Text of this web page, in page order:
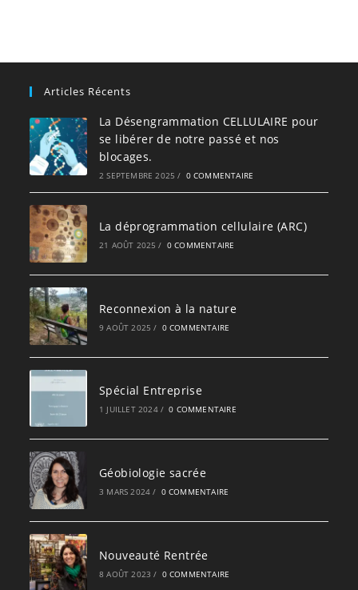
Articles Récents
La Désengrammation CELLULAIRE pour
se libérer de notre passé et nos
blocages.
2 SEPTEMBRE 2025 / 0 COMMENTAIRE
La déprogrammation cellulaire (ARC)
21 AOÛT 2025 / 0 COMMENTAIRE
Reconnexion à la nature
9 AOÛT 2025 / 0 COMMENTAIRE
Spécial Entreprise
1 JUILLET 2024 / 0 COMMENTAIRE
Géobiologie sacrée
3 MARS 2024 / 0 COMMENTAIRE
Nouveauté Rentrée
8 AOÛT 2023 / 0 COMMENTAIRE